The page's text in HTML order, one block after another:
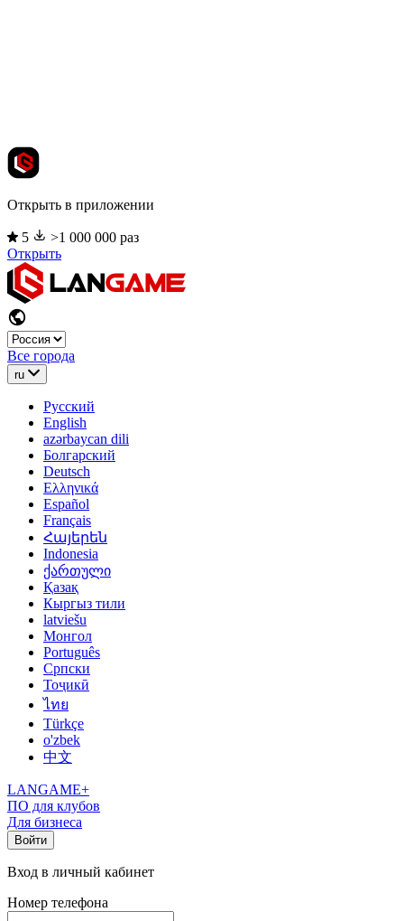
Открыть в приложении
5
>1 000 000 раз
Открыть
Все города
ru
Русский
English
azərbaycan dili
Болгарский
Deutsch
Ελληνικά
Español
Français
Հայերեն
Indonesia
ქართული
Қазақ
Кыргыз тили
latviešu
Монгол
Português
Српски
Тоҷикӣ
ไทย
Türkçe
o'zbek
中文
LANGAME+
ПО для клубов
Для бизнеса
Войти
Вход в личный кабинет
Номер телефона